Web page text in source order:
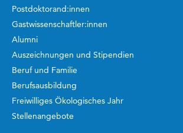
Postdoktorand:innen
Gastwissenschaftler:innen
Alumni
Auszeichnungen und Stipendien
Beruf und Familie
Berufsausbildung
Freiwilliges Ökologisches Jahr
Stellenangebote